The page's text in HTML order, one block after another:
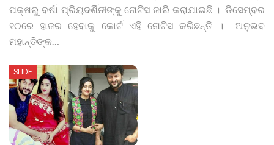
ପକ୍ଷରୁ ବର୍ଷା ପ୍ରିୟଦର୍ଶିନୀଙ୍କୁ ନୋଟିସ ଜାରି କରାଯାଇଛି । ଡିସେମ୍ବର
୧୦ରେ ହାଜର ହେବାକୁ କୋର୍ଟ ଏହି ନୋଟିସ କରିଛନ୍ତି । ଅନୁଭବ
ମହାନ୍ତିଙ୍କ…
SLIDE